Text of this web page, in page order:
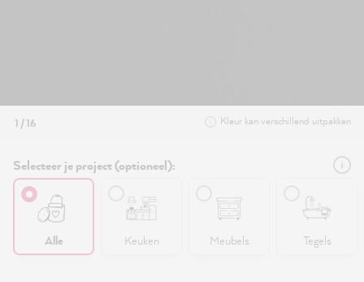
1 / 16 Kleur kan verschillend uitpakken
Selecteer je project (optioneel):
Alle Keuken Meubels Tegels